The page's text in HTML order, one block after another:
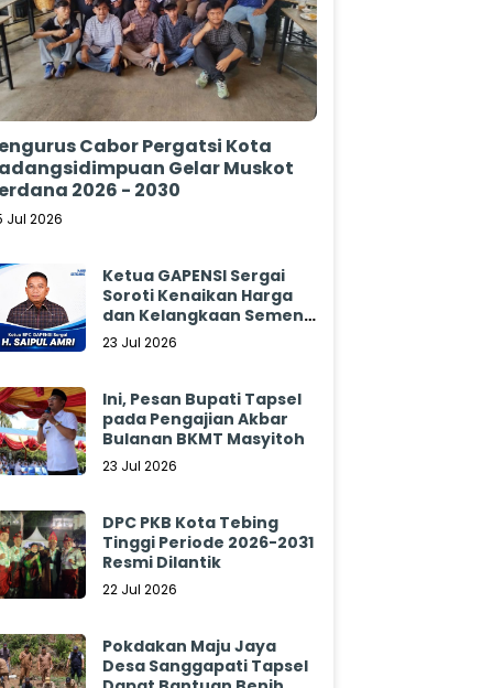
Cabor Pergatsi Kota
Gelar Muskot
2026 - 2030
Jul 2026
Ketua GAPENSI Sergai
Soroti Kenaikan Harga
dan Kelangkaan Semen,
Minta Pemerintah
23 Jul 2026
Ini, Pesan Bupati Tapsel
pada Pengajian Akbar
Bulanan BKMT Masyitoh
23 Jul 2026
DPC PKB Kota Tebing
Tinggi Periode 2026-2031
Resmi Dilantik
22 Jul 2026
Pokdakan Maju Jaya
Desa Sanggapati Tapsel